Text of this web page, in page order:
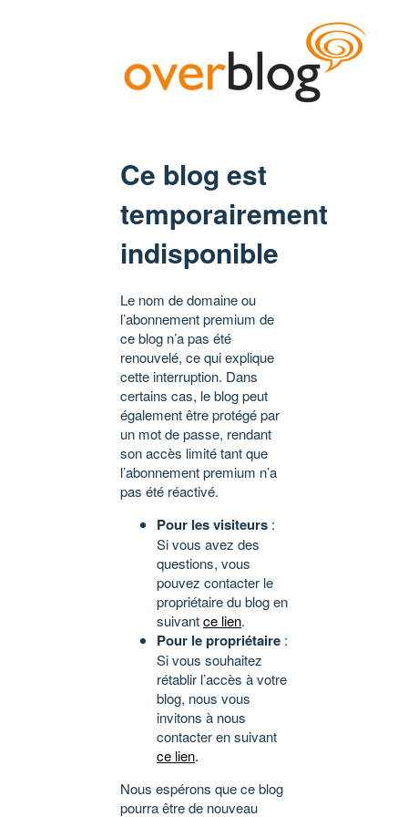
Ce blog est
temporairement
indisponible
Le nom de domaine ou
l’abonnement premium de
ce blog n’a pas été
renouvelé, ce qui explique
cette interruption. Dans
certains cas, le blog peut
également être protégé par
un mot de passe, rendant
son accès limité tant que
l’abonnement premium n’a
pas été réactivé.
Pour les visiteurs :
Si vous avez des
questions, vous
pouvez contacter le
propriétaire du blog en
suivantce lien.
Pour le propriétaire :
Si vous souhaitez
rétablir l’accès à votre
blog, nous vous
invitons à nous
contacter en suivant
ce lien.
Nous espérons que ce blog
pourra être de nouveau